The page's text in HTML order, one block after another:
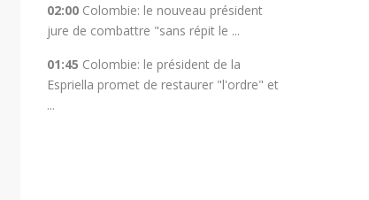
02:00 Colombie: le nouveau président
jure de combattre "sans répit le ...
01:45 Colombie: le président de la
Espriella promet de restaurer "l'ordre" et
...